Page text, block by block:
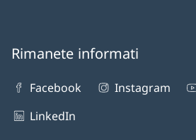
Rimanete informati
Facebook Instagram
LinkedIn